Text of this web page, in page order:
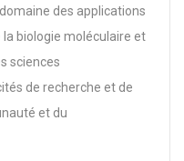
des applications
la biologie moléculaire et
sciences
de recherche et de
et du